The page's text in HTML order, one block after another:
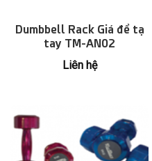
Dumbbell Rack Giá để tạ
tay TM-AN02
Liên hệ